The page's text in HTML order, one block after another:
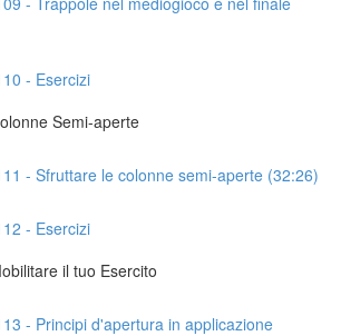
- Esercizi
Semi-aperte
- Sfruttare le colonne semi-aperte (32:26)
- Esercizi
il tuo Esercito
- Principi d'apertura in applicazione